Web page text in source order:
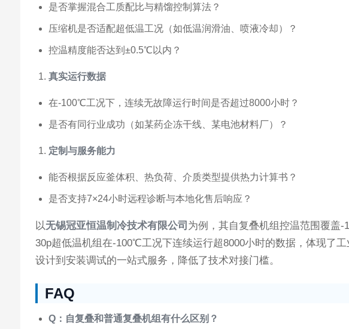
是否掌握混合工质配比与精馏控制算法？
压缩机是否适配超低温工况（如低温润滑油、喷液冷却）？
控温精度能否达到±0.5℃以内？
真实运行数据
在-100℃工况下，连续无故障运行时间是否超过8000小时？
是否有同行业成功（如某药企冻干线、某电池材料厂）？
定制与服务能力
能否根据反应釜体积、热负荷、介质类型提供热力计算书？
是否支持7×24小时远程诊断与本地化售后响应？
以无锡冠亚恒温制冷技术有限公司 为例，其自复叠机组控温范围覆盖
30p超低温机组在-100℃工况下连续运行超8000小时的数据，体现了
设计到安装调试的一站式服务，降低了技术对接门槛。
FAQ
Q：自复叠和普通复叠机组有什么区别？